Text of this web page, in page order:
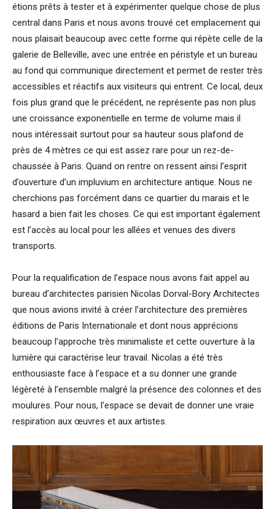
étions prêts à tester et à expérimenter quelque chose de plus
central dans Paris et nous avons trouvé cet emplacement qui
nous plaisait beaucoup avec cette forme qui répète celle de la
galerie de Belleville, avec une entrée en péristyle et un bureau
au fond qui communique directement et permet de rester très
accessibles et réactifs aux visiteurs qui entrent. Ce local, deux
fois plus grand que le précédent, ne représente pas non plus
une croissance exponentielle en terme de volume mais il
nous intéressait surtout pour sa hauteur sous plafond de
près de 4 mètres ce qui est assez rare pour un rez-de-
chaussée à Paris. Quand on rentre on ressent ainsi l’esprit
d’ouverture d’un impluvium en architecture antique. Nous ne
cherchions pas forcément dans ce quartier du marais et le
hasard a bien fait les choses. Ce qui est important également
est l’accès au local pour les allées et venues des divers
transports.
Pour la requalification de l’espace nous avons fait appel au
bureau d’architectes parisien Nicolas Dorval-Bory Architectes
que nous avions invité à créer l’architecture des premières
éditions de Paris Internationale et dont nous apprécions
beaucoup l’approche très minimaliste et cette ouverture à la
lumière qui caractérise leur travail. Nicolas a été très
enthousiaste face à l’espace et a su donner une grande
légèreté à l’ensemble malgré la présence des colonnes et des
moulures. Pour nous, l’espace se devait de donner une vraie
respiration aux œuvres et aux artistes.